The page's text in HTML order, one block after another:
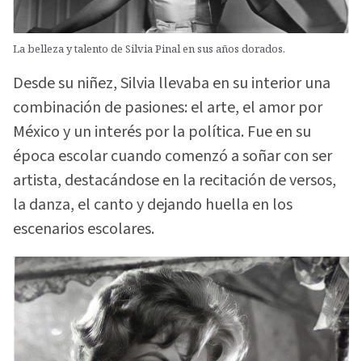
La belleza y talento de Silvia Pinal en sus años dorados.
Desde su niñez, Silvia llevaba en su interior una
combinación de pasiones: el arte, el amor por
México y un interés por la política. Fue en su
época escolar cuando comenzó a soñar con ser
artista, destacándose en la recitación de versos,
la danza, el canto y dejando huella en los
escenarios escolares.